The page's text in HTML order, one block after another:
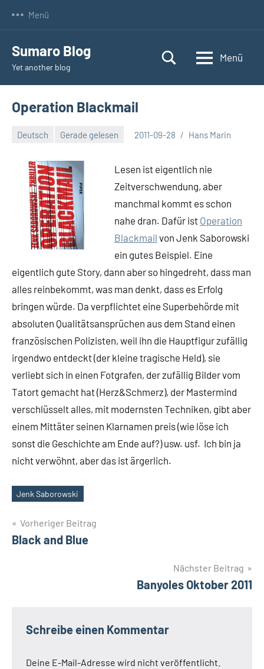
Menü
Sumaro Blog
Yet another blog
Menü
Operation Blackmail
Deutsch Gerade gelesen 2011-09-28 Hans Marin
Lesen ist eigentlich nie
Zeitverschwendung, aber
manchmal kommt es schon
nahe dran. Dafür ist Operation
Blackmail von Jenk Saborowski
ein gutes Beispiel. Eine
eigentlich gute Story, dann aber so hingedreht, dass man
alles reinbekommt, was man denkt, dass es Erfolg
bringen würde. Da verpflichtet eine Superbehörde mit
absoluten Qualitätsansprüchen aus dem Stand einen
französischen Polizisten, weil ihn die Hauptfigur zufällig
irgendwo entdeckt (der kleine tragische Held), sie
verliebt sich in einen Fotgrafen, der zufällig Bilder vom
Tatort gemacht hat (Herz&Schmerz), der Mastermind
verschlüsselt alles, mit modernsten Techniken, gibt aber
einem Mittäter seinen Klarnamen preis (wie löse ich
sonst die Geschichte am Ende auf?) usw. usf. Ich bin ja
nicht verwöhnt, aber das ist ärgerlich.
Schlagwörter
Jenk Saborowski
Beitragsnavigation
Vorheriger Beitrag
Black and Blue
Nächster Beitrag
Banyoles Oktober 2011
Schreibe einen Kommentar
Deine E-Mail-Adresse wird nicht veröffentlicht.